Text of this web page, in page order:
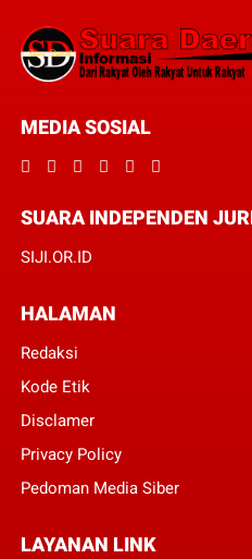
MEDIA SOSIAL
SUARA INDEPENDEN
SIJI.OR.ID
HALAMAN
Redaksi
Kode Etik
Disclamer
Privacy Policy
Pedoman Media Siber
LAYANAN LINK